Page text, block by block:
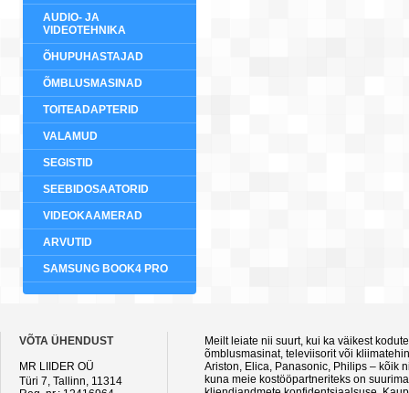
AUDIO- JA
VIDEOTEHNIKA
ÕHUPUHASTAJAD
ÕMBLUSMASINAD
TOITEADAPTERID
VALAMUD
SEGISTID
SEEBIDOSAATORID
VIDEOKAAMERAD
ARVUTID
SAMSUNG BOOK4 PRO
VÕTA ÜHENDUST
MR LIIDER OÜ
Türi 7, Tallinn, 11314
Meilt leiate nii suurt, kui ka väikest
õmblusmasinat, televiisorit või
Ariston, Elica, Panasonic, Philips – kõik
kuna meie kostööpartneriteks on